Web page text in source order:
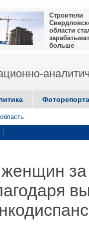
Строители
области
больше